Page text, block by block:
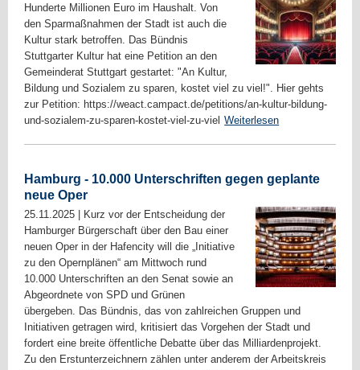
Hunderte Millionen Euro im Haushalt. Von
den Sparmaßnahmen der Stadt ist auch die
Kultur stark betroffen. Das Bündnis
Stuttgarter Kultur hat eine Petition an den
Gemeinderat Stuttgart gestartet: "An Kultur,
Bildung und Sozialem zu sparen, kostet viel zu viel!". Hier gehts
zur Petition: https://weact.campact.de/petitions/an-kultur-bildung-
und-sozialem-zu-sparen-kostet-viel-zu-viel Weiterlesen
Hamburg - 10.000 Unterschriften gegen geplante
neue Oper
25.11.2025
Kurz vor der Entscheidung der
Hamburger Bürgerschaft über den Bau einer
neuen Oper in der Hafencity will die „Initiative
zu den Opernplänen“ am Mittwoch rund
10.000 Unterschriften an den Senat sowie an
Abgeordnete von SPD und Grünen
übergeben. Das Bündnis, das von zahlreichen Gruppen und
Initiativen getragen wird, kritisiert das Vorgehen der Stadt und
fordert eine breite öffentliche Debatte über das Milliardenprojekt.
Zu den Erstunterzeichnern zählen unter anderem der Arbeitskreis